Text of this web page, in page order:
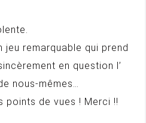
jeu remarquable qui prend
en question l’
nous-mêmes…
points de vues ! Merci !!